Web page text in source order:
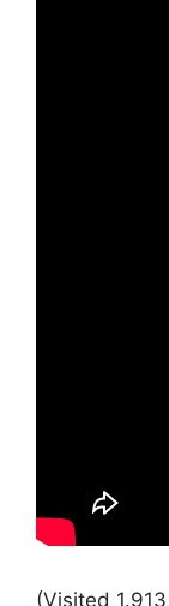
(Visited